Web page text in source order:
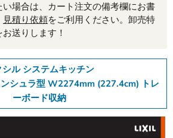
場合は、カート注文の備考欄にお書
見積り依頼をご利用ください。卸売特
送りします！
シル システムキッチン
シュラ型 W2274mm (227.4cm) トレ
ーボード収納